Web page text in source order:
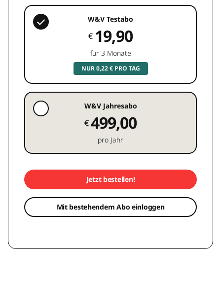
W&V Testabo
€ 19,90
für 3 Monate
NUR 0,22 € PRO TAG
W&V Jahresabo
€499,00
pro Jahr
Jetzt bestellen!
Mit bestehendem Abo einloggen